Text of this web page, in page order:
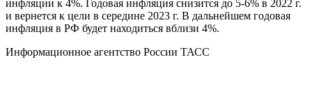
инфляции к 4%. Годовая инфляция снизится до 5-6% в 2022 г.
и вернется к цели в середине 2023 г. В дальнейшем годовая
инфляция в РФ будет находиться вблизи 4%.
Информационное агентство России ТАСС